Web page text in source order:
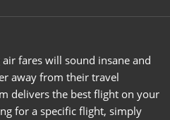
fares will sound insane and
away from their travel
delivers the best flight on your
for a specific flight, simply